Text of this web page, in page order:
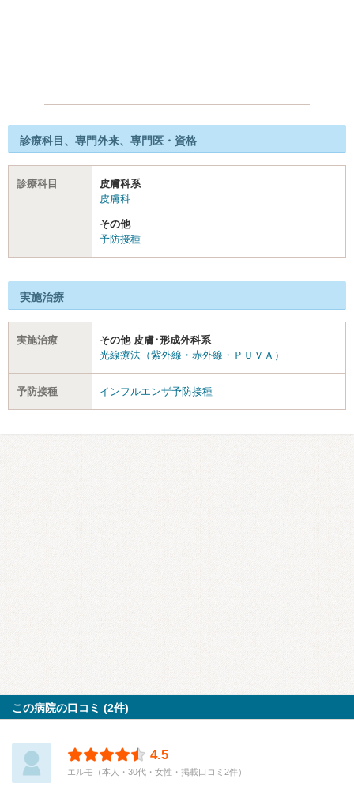
診療科目、専門外来、専門医・資格
診療科目
皮膚科系
皮膚科
その他
予防接種
実施治療
実施治療
その他 皮膚･形成外科系
光線療法（紫外線・赤外線・ＰＵＶＡ）
予防接種 インフルエンザ予防接種
この病院の口コミ (2件)
4.5
エルモ（本人・30代・女性・掲載口コミ2件）